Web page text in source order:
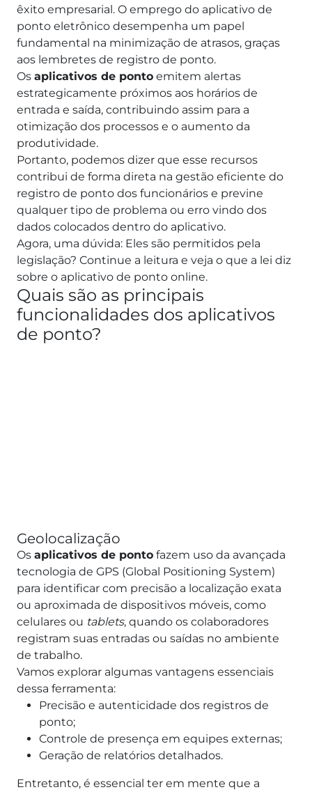
êxito empresarial. O emprego do aplicativo de
ponto eletrônico desempenha um papel
fundamental na minimização de atrasos, graças
aos lembretes de registro de ponto.
Os aplicativos de ponto emitem alertas
estrategicamente próximos aos horários de
entrada e saída, contribuindo assim para a
otimização dos processos e o aumento da
produtividade.
Portanto, podemos dizer que esse recursos
contribui de forma direta na gestão eficiente do
registro de ponto dos funcionários e previne
qualquer tipo de problema ou erro vindo dos
dados colocados dentro do aplicativo.
Agora, uma dúvida: Eles são permitidos pela
legislação? Continue a leitura e veja o que a lei diz
sobre o aplicativo de ponto online.
Quais são as principais
funcionalidades dos aplicativos
de ponto?
Geolocalização
Os aplicativos de ponto fazem uso da avançada
tecnologia de GPS (Global Positioning System)
para identificar com precisão a localização exata
ou aproximada de dispositivos móveis, como
celulares ou tablets, quando os colaboradores
registram suas entradas ou saídas no ambiente
de trabalho.
Vamos explorar algumas vantagens essenciais
dessa ferramenta:
Precisão e autenticidade dos registros de
ponto;
Controle de presença em equipes externas;
Geração de relatórios detalhados.
Entretanto, é essencial ter em mente que a